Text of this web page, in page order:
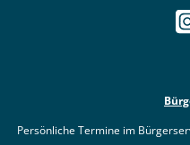
Persönliche Termine im